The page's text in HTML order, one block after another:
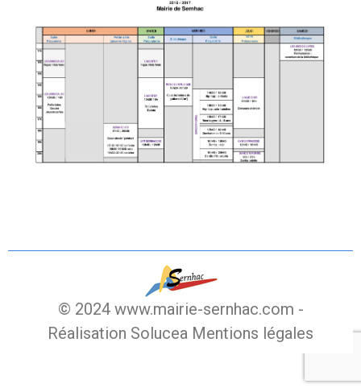
© 2024 www.mairie-sernhac.com -
Réalisation Solucea Mentions légales